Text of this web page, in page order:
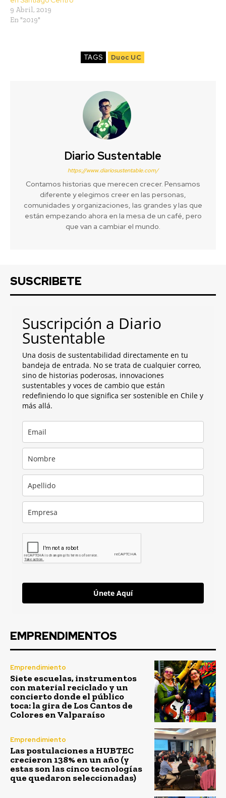
9 Abril, 2019
En "2019"
TAGS Duoc UC
Diario Sustentable
https://www.diariosustentable.com/
Contamos historias que merecen crecer. Pensamos
diferente y elegimos creer en las personas,
comunidades y organizaciones, las grandes y las que
están empezando ahora en la mesa de un café, pero
que van a cambiar el mundo.
SUSCRIBETE
Suscripción a Diario
Sustentable
Una dosis de sustentabilidad directamente en tu
bandeja de entrada. No se trata de cualquier correo,
sino de historias poderosas, innovaciones
sustentables y voces de cambio que están
redefiniendo lo que significa ser sostenible en Chile y
más allá.
Únete Aquí
EMPRENDIMENTOS
Emprendimiento
Siete escuelas, instrumentos
con material reciclado y un
concierto donde el público
toca: la gira de Los Cantos de
Colores en Valparaíso
Emprendimiento
Las postulaciones a HUBTEC
crecieron 138% en un año (y
estas son las cinco tecnologías
que quedaron seleccionadas)